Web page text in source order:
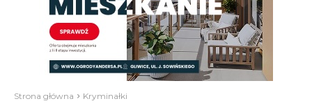
Strona główna Kryminałki